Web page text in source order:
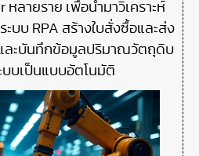
ลายราย เพื่อนำมาวิเคราะห์
ะบบ RPA สร้างใบสั่งซื้อและส่ง
ละบันทึกข้อมูลปริมาณวัตถุดิบ
บบเป็นแบบอัตโนมัติ